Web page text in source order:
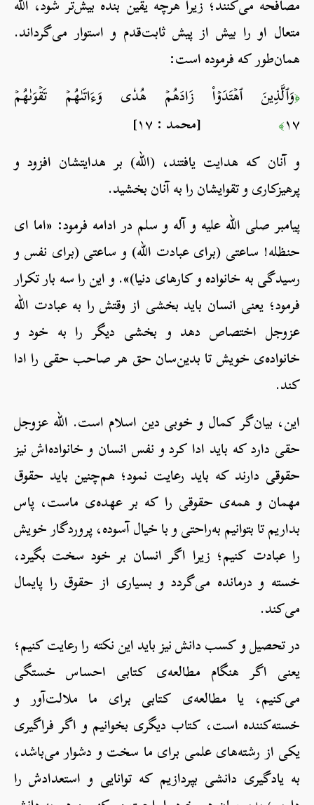
متعال او را بیش از پیش ثابت‌قدم و استوار می‌گرداند.
همان‌طور که فرموده است:
﴿وَٱلَّذِينَ ٱهۡتَدَوۡاْ زَادَهُمۡ هُدٗى وَءَاتَىٰهُمۡ تَقۡوَىٰهُمۡ
١٧﴾
[محمد : ١٧]
و آنان که هدایت یافتند، (الله) بر هدایتشان افزود و
پرهیزکاری و تقوایشان را به آنان بخشید.
پیامبر صلی الله علیه و آله و سلم در ادامه فرمود: «اما ای
حنظله! ساعتی (برای عبادت الله) و ساعتی (برای نفس و
رسیدگی به خانواده و کارهای دنیا)». و این را سه بار تکرار
فرمود؛ یعنی انسان باید بخشی از وقتش را به عبادت الله
عزوجل اختصاص دهد و بخشی دیگر را به خود و
خانواده‌ی خویش تا بدین‌سان حق هر صاحب حقی را ادا
کند.
این، بیان‌گر کمال و خوبی دین اسلام است. الله عزوجل
حقی دارد که باید ادا کرد و نفس انسان و خانواده‌اش نیز
حقوقی دارند که باید رعایت نمود؛ هم‌چنین باید حقوق
مهمان و همه‌ی حقوقی را که بر عهده‌ی ماست، پاس
بداریم تا بتوانیم به‌راحتی و با خیال آسوده، پروردگار خویش
را عبادت کنیم؛ زیرا اگر انسان بر خود سخت بگیرد،
خسته و درمانده می‌گردد و بسیاری از حقوق را پایمال
می‌کند.
در تحصیل و کسب دانش نیز باید این نکته را رعایت کنیم؛
یعنی اگر هنگام مطالعه‌ی کتابی احساس خستگی
می‌کنیم، یا مطالعه‌ی کتابی برای ما ملالت‌آور و
خسته‌کننده است، کتاب دیگری بخوانیم و اگر فراگیری
یکی از رشته‌های علمی برای ما سخت و دشوار می‌باشد،
به یادگیری دانشی بپردازیم که توانایی و استعدادش را